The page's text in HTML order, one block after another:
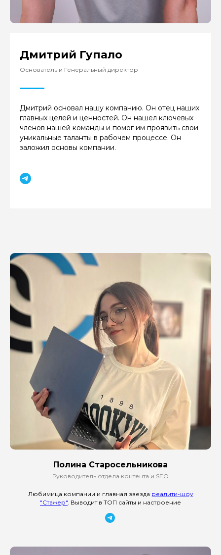
Дмитрий Гупало
Основатель и Генеральный директор
Дмитрий основал нашу компанию. Он отец наших
главных целей и ценностей. Он нашел ключевых
членов нашей команды и помог им проявить свои
уникальные таланты в рабочем процессе. Он
заложил основы компании.
Полина Старосельникова
Руководитель отдела контента и SEO
Любимица компании и главная звезда реалити-шоу
"Стажер". Выводит в ТОП сайты и настроение